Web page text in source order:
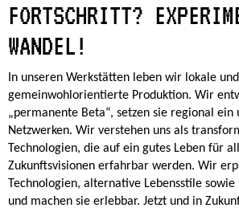
FORTSCHRITT?
WANDEL!
In unseren Werkstätten leben wir lokale und
gemeinwohlorientierte Produktion. Wir
„permanente Beta“, setzen sie regional ein
Netzwerken. Wir verstehen uns als
Technologien, die auf ein gutes Leben für
Zukunftsvisionen erfahrbar werden. Wir
Technologien, alternative Lebensstile
und machen sie erlebbar. Jetzt und in